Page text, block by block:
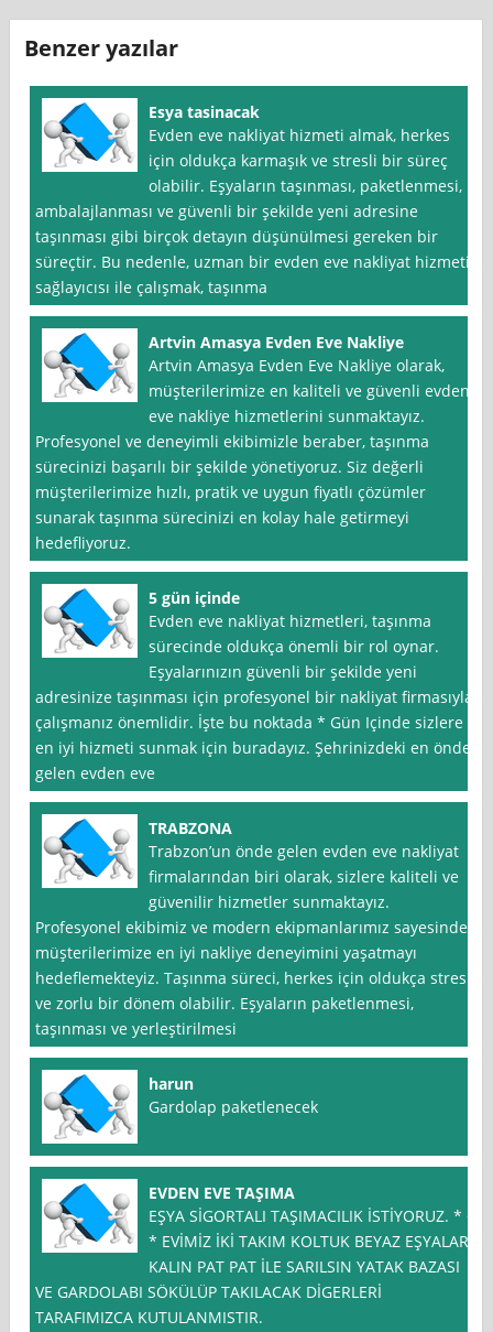
Benzer yazılar
Esya tasinacak
Evden eve nakliyat hizmeti almak, herkes
için oldukça karmaşık ve stresli bir süreç
olabilir. Eşyaların taşınması, paketlenmesi,
ambalajlanması ve güvenli bir şekilde yeni adresine
taşınması gibi birçok detayın düşünülmesi gereken bir
süreçtir. Bu nedenle, uzman bir evden eve nakliyat hizmeti
sağlayıcısı ile çalışmak, taşınma
Artvin Amasya Evden Eve Nakliye
Artvin Amasya Evden Eve Nakliye olarak,
müşterilerimize en kaliteli ve güvenli evden
eve nakliye hizmetlerini sunmaktayız.
Profesyonel ve deneyimli ekibimizle beraber, taşınma
sürecinizi başarılı bir şekilde yönetiyoruz. Siz değerli
müşterilerimize hızlı, pratik ve uygun fiyatlı çözümler
sunarak taşınma sürecinizi en kolay hale getirmeyi
hedefliyoruz.
5 gün içinde
Evden eve nakliyat hizmetleri, taşınma
sürecinde oldukça önemli bir rol oynar.
Eşyalarınızın güvenli bir şekilde yeni
adresinize taşınması için profesyonel bir nakliyat firmasıyla
çalışmanız önemlidir. İşte bu noktada * Gün Içinde sizlere
en iyi hizmeti sunmak için buradayız. Şehrinizdeki en önde
gelen evden eve
TRABZONA
Trabzon’un önde gelen evden eve nakliyat
firmalarından biri olarak, sizlere kaliteli ve
güvenilir hizmetler sunmaktayız.
Profesyonel ekibimiz ve modern ekipmanlarımız sayesinde,
müşterilerimize en iyi nakliye deneyimini yaşatmayı
hedeflemekteyiz. Taşınma süreci, herkes için oldukça stresli
ve zorlu bir dönem olabilir. Eşyaların paketlenmesi,
taşınması ve yerleştirilmesi
harun
Gardolap paketlenecek
EVDEN EVE TAŞIMA
EŞYA SİGORTALI TAŞIMACILIK İSTİYORUZ. * +
* EVİMİZ İKİ TAKIM KOLTUK BEYAZ EŞYALAR
KALIN PAT PAT İLE SARILSIN YATAK BAZASI
VE GARDOLABI SÖKÜLÜP TAKILACAK DİGERLERİ
TARAFIMIZCA KUTULANMISTIR.